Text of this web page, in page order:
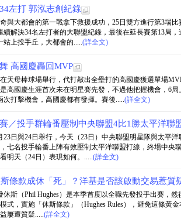
左打 郭泓志創紀錄
與大都會的第一戰拿下救援成功，25日雙方進行第3場
續解決34名左打者的大聯盟紀錄，最後在延長賽第13局
站上投手丘，大都會的.....(詳全文)
高國慶轟回MVP
天母棒球場舉行，代打敲出全壘打的高國慶獲選單場
高國慶生涯首次未在明星賽先發，不過他把握機會，6
次打擊機會，高國慶都有發揮。賽後.....(詳全文)
／投手群輪番壓制中央聯盟4比1勝太平洋聯
23日與24日舉行，今天（23日）中央聯盟明星隊與太平
七名投手輪番上陣有效壓制太平洋聯盟打線，終場中央
明天（24日）表現如何。.....(詳全文)
條款成休「死」？洋基是否該啟動交易惹質
休斯（Phil Hughes）是本季首度以全職先發投手出賽，
式，實施「休斯條款」（Hughes Rules），避免這條黃
屢遭質疑.....(詳全文)